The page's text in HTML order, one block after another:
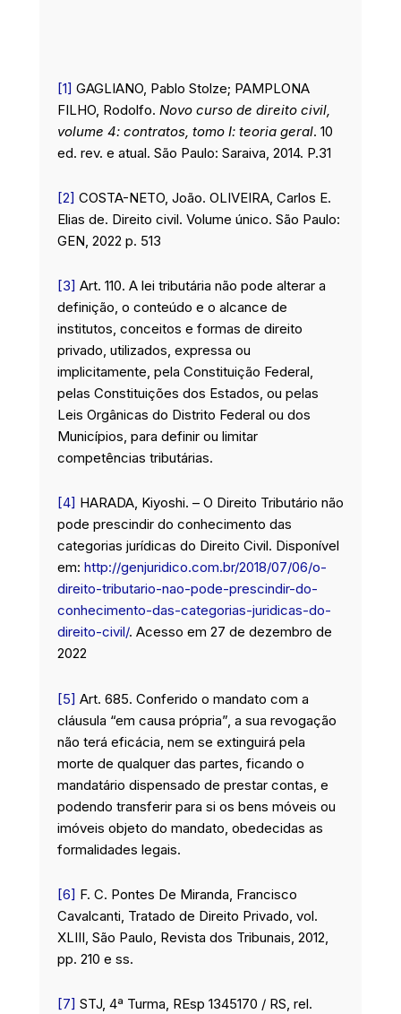
[1] GAGLIANO, Pablo Stolze; PAMPLONA
FILHO, Rodolfo. Novo curso de direito civil,
volume 4: contratos, tomo I: teoria geral. 10
ed. rev. e atual. São Paulo: Saraiva, 2014. P.31
[2] COSTA-NETO, João. OLIVEIRA, Carlos E.
Elias de. Direito civil. Volume único. São Paulo:
GEN, 2022 p. 513
[3] Art. 110. A lei tributária não pode alterar a
definição, o conteúdo e o alcance de
institutos, conceitos e formas de direito
privado, utilizados, expressa ou
implicitamente, pela Constituição Federal,
pelas Constituições dos Estados, ou pelas
Leis Orgânicas do Distrito Federal ou dos
Municípios, para definir ou limitar
competências tributárias.
[4] HARADA, Kiyoshi. – O Direito Tributário não
pode prescindir do conhecimento das
categorias jurídicas do Direito Civil. Disponível
em: http://genjuridico.com.br/2018/07/06/o-
direito-tributario-nao-pode-prescindir-do-
conhecimento-das-categorias-juridicas-do-
direito-civil/. Acesso em 27 de dezembro de
2022
[5] Art. 685. Conferido o mandato com a
cláusula “em causa própria”, a sua revogação
não terá eficácia, nem se extinguirá pela
morte de qualquer das partes, ficando o
mandatário dispensado de prestar contas, e
podendo transferir para si os bens móveis ou
imóveis objeto do mandato, obedecidas as
formalidades legais.
[6] F. C. Pontes De Miranda, Francisco
Cavalcanti, Tratado de Direito Privado, vol.
XLIII, São Paulo, Revista dos Tribunais, 2012,
pp. 210 e ss.
[7] STJ, 4ª Turma, REsp 1345170 / RS, rel.